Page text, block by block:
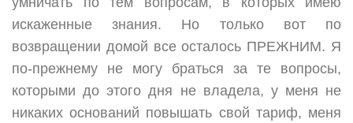
искаженные знания. Но только вот по
возвращении домой все осталось ПРЕЖНИМ. Я
по-прежнему не могу браться за те вопросы,
которыми до этого дня не владела, у меня не
никаких оснований повышать свой тариф, меня